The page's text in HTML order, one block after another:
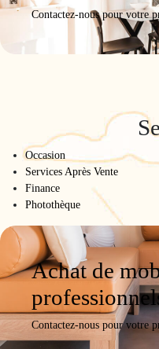
Contactez-nous pour votre
Occasion
Services Après Vente
Finance
Photothèque
Achat de
Contactez-nous pour votre